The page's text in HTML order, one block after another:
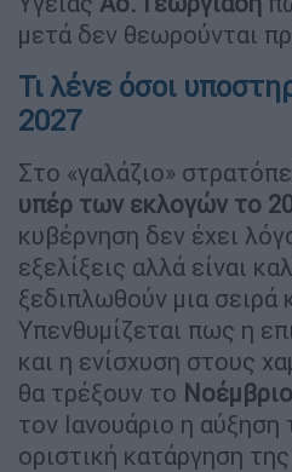
μετά δεν θεωρούνται
Τι λένε όσοι
2027
Στο «γαλάζιο»
υπέρ των εκλογών το
κυβέρνηση δεν έχει
εξελίξεις αλλά είναι
ξεδιπλωθούν μια σειρά
Υπενθυμίζεται πως η
και η ενίσχυση στους
θα τρέξουν το Νοέμβριο
τον Ιανουάριο η
οριστική κατάργηση